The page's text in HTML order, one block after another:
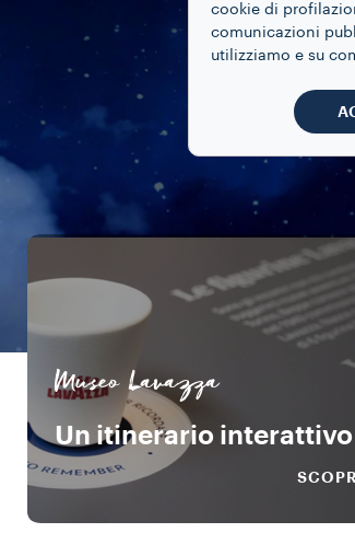
Museo Lavazza
Un itinerario interattivo
cookie di
comunicazioni
utilizziamo e su